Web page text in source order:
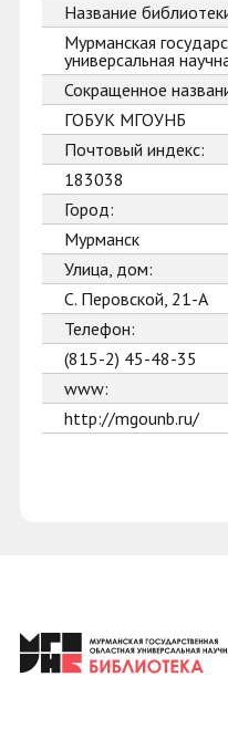
Название
Мурманская
универсальная
Сокращенное
ГОБУК МГОУНБ
Почтовый индекс:
183038
Город:
Мурманск
Улица, дом:
С. Перовской, 21-А
Телефон:
(815-2) 45-48-35
www:
http://mgounb.ru/